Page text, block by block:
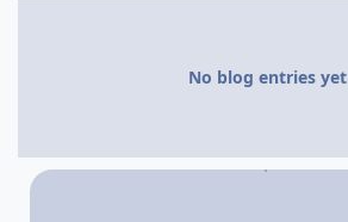
No blog entries yet